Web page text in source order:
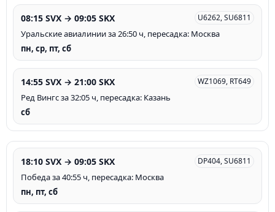
08:15 SVX → 09:05 SKX U6262, SU6811
Уральские авиалинии за 26:50 ч, пересадка: Москва
пн, ср, пт, сб
14:55 SVX → 21:00 SKX WZ1069, RT649
Ред Вингс за 32:05 ч, пересадка: Казань
сб
18:10 SVX → 09:05 SKX DP404, SU6811
Победа за 40:55 ч, пересадка: Москва
пн, пт, сб